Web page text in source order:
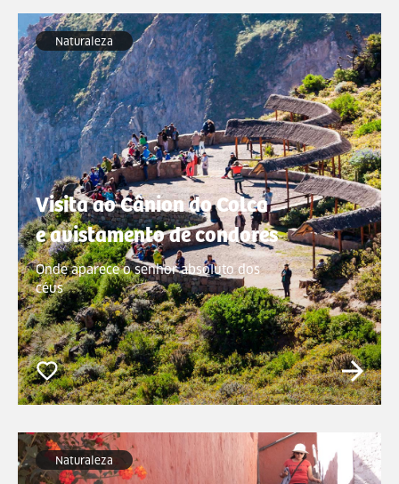
Naturaleza
Visita ao Cânion do Colca
e avistamento de condores
Onde aparece o senhor absoluto dos
céus
Naturaleza